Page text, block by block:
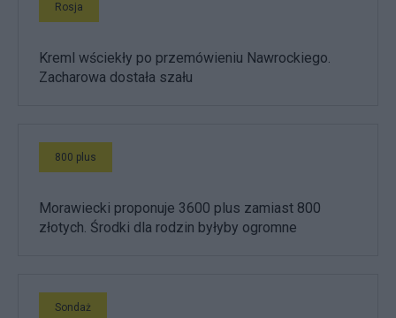
Rosja
Kreml wściekły po przemówieniu Nawrockiego.
Zacharowa dostała szału
800 plus
Morawiecki proponuje 3600 plus zamiast 800
złotych. Środki dla rodzin byłyby ogromne
Sondaż